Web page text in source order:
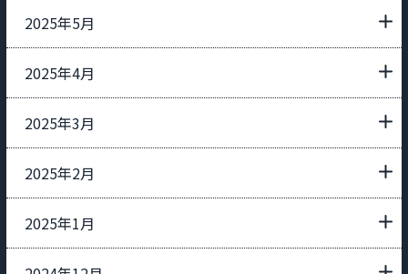
2025年5月
2025年4月
2025年3月
2025年2月
2025年1月